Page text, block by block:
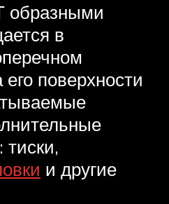
образными
в
поверхности
тиски,
и другие